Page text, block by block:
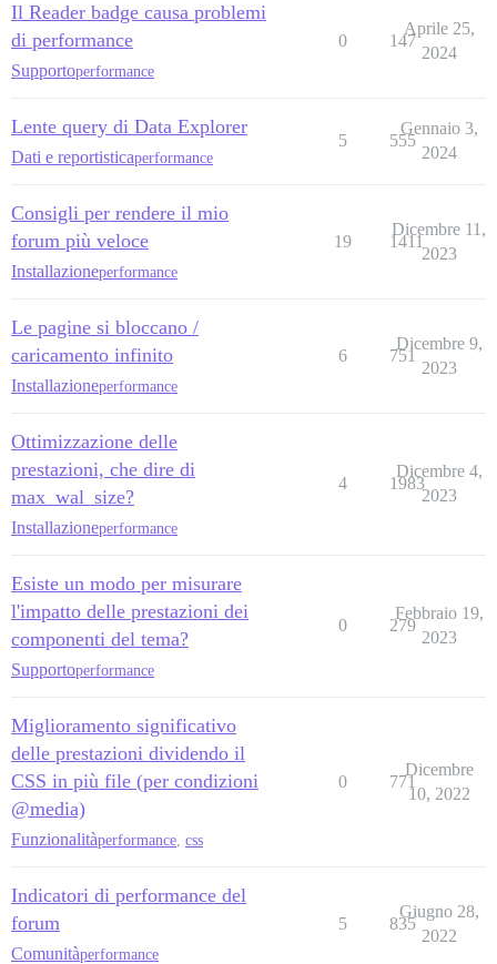
Il Reader badge causa problemi
di performance
Supportoperformance
0 147
Aprile 25,
2024
Lente query di Data Explorer
Dati e reportisticaperformance
5 555
Gennaio 3,
2024
Consigli per rendere il mio
forum più veloce
Installazioneperformance
19 1411
Dicembre 11,
2023
Le pagine si bloccano /
caricamento infinito
Installazioneperformance
6 751
Dicembre 9,
2023
Ottimizzazione delle
prestazioni, che dire di
max_wal_size?
Installazioneperformance
4 1983
Dicembre 4,
2023
Esiste un modo per misurare
l'impatto delle prestazioni dei
componenti del tema?
Supportoperformance
0 279
Febbraio 19,
2023
Miglioramento significativo
delle prestazioni dividendo il
CSS in più file (per condizioni
@media)
Funzionalitàperformance css
0 771
Dicembre
10, 2022
Indicatori di performance del
forum
Comunitàperformance
5 835
Giugno 28,
2022